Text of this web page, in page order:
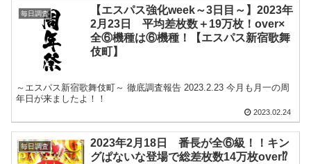
毎日調査
【エスパス強化week～3日目～】2023年
2月23日 平均差枚数＋19万枚！over×
全⑥機種は⑥機種！【エスパス新宿歌舞
伎町】
～エスパス新宿歌舞伎町～ 徹底調査報告 2023.2.23 今月も月一の周
年日が来ましたよ！！
2023.02.24
毎日調査
2023年2月18日 番長が全⑥級！！キン
グぱないな登場で総差枚数14万枚over⁉